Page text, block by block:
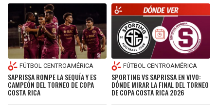
FÚTBOL CENTROAMÉRICA
SAPRISSA ROMPE LA SEQUÍA Y ES
CAMPEÓN DEL TORNEO DE COPA
COSTA RICA
FÚTBOL CENTROAMÉRICA
SPORTING VS SAPRISSA EN VIVO:
DÓNDE MIRAR LA FINAL DEL TORNEO
DE COPA COSTA RICA 2026